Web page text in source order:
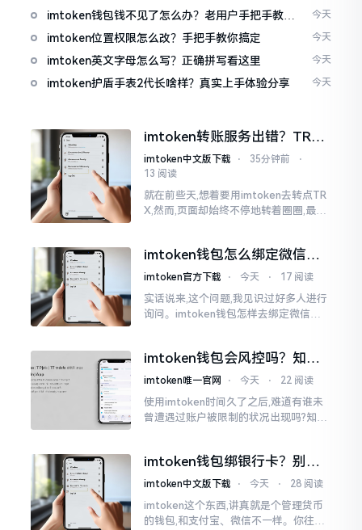
老币民告诉你
imtoken钱包钱不见了怎么办？老用户手把手教你
找回
今天
imtoken位置权限怎么改？手把手教你搞定 今天
imtoken英文字母怎么写？正确拼写看这里 今天
imtoken护盾手表2代长啥样？真实上手体验分享 今天
imtoken转账服务出错？TRX
转不出去别慌，这几招试试
imtoken中文版下载 ⋅ 35分钟前
⋅
13 阅读
就在前些天,想着要用imtoken去转点TR
X,然而,页面却始终不停地转着圈圈,最终
imtoken钱包怎么绑定微信？
答案可能让你失望
imtoken官方下载 ⋅ 今天 ⋅ 17 阅读
实话说来,这个问题,我见识过好多人进行
询问。imtoken钱包怎样去绑定微信呢?
试。随后予以明晰
imtoken钱包会风控吗？知乎
上的说法靠不靠谱，老币民告
imtoken唯一官网 ⋅ 今天 ⋅ 22 阅读
使用imtoken时间久了之后,难道有谁未
曾遭遇过账户被限制的状况出现吗?知乎
制。
imtoken钱包绑银行卡？别折
腾了，真相是这样的
imtoken中文版下载 ⋅ 今天 ⋅ 28 阅读
imtoken这个东西,讲真就是个管理货币
的钱包,和支付宝、微信不一样。你往里